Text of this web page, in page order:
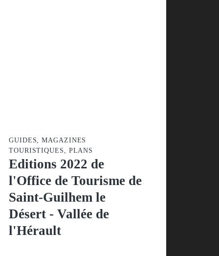
GUIDES, MAGAZINES
TOURISTIQUES, PLANS
Editions 2022 de
l'Office de Tourisme
de Saint-Guilhem le
Désert - Vallée de
l'Hérault